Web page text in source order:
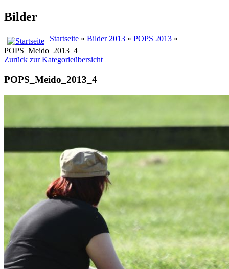
Bilder
Startseite » Bilder 2013 » POPS 2013 »
POPS_Meido_2013_4
Zurück zur Kategorieübersicht
POPS_Meido_2013_4